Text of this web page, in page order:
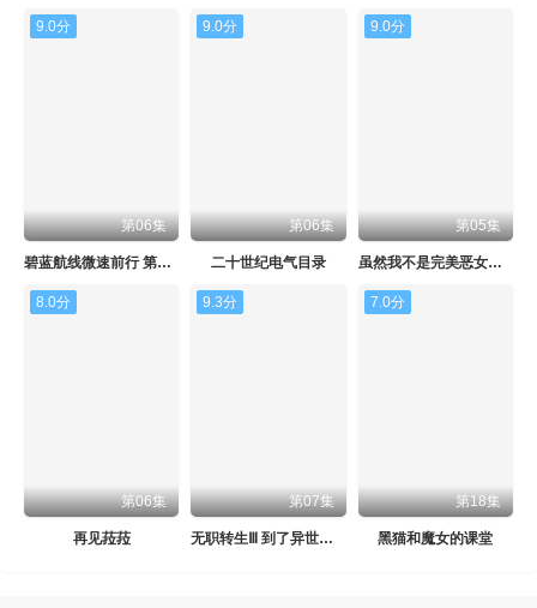
9.0分
第06集
碧蓝航线微速前行 第二季
9.0分
第06集
二十世纪电气目录
9.0分
第05集
虽然我不是完美恶女～雏宫蝶鼠替换传～
8.0分
第06集
再见菈菈
9.3分
第07集
无职转生Ⅲ 到了异世界就拿出真本事
7.0分
第18集
黑猫和魔女的课堂